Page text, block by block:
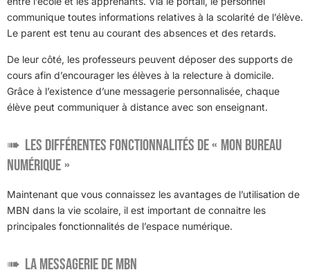
communique toutes informations relatives à la scolarité de l’élève.
Le parent est tenu au courant des absences et des retards.
De leur côté, les professeurs peuvent déposer des supports de
cours afin d’encourager les élèves à la relecture à domicile.
Grâce à l’existence d’une messagerie personnalisée, chaque
élève peut communiquer à distance avec son enseignant.
Les différentes fonctionnalités de « Mon Bureau
numérique »
Maintenant que vous connaissez les avantages de l’utilisation de
MBN dans la vie scolaire, il est important de connaitre les
principales fonctionnalités de l’espace numérique.
La messagerie de MBN